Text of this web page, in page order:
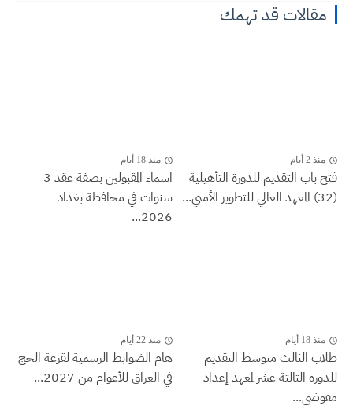
مقالات قد تهمك
منذ 2 أيام
فتح باب التقديم للدورة التأهيلية
(32) المعهد العالي للتطوير الأمني...
منذ 18 أيام
اسماء المقبولين بصفة عقد 3
سنوات في محافظة بغداد
2026...
منذ 18 أيام
طلاب الثالث متوسط التقديم
للدورة الثالثة عشر لمعهد إعداد
مفوضي...
منذ 22 أيام
هام الضوابط الرسمية لقرعة الحج
في العراق للأعوام من 2027...